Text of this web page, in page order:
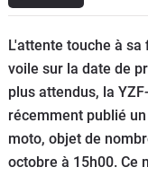
Scooters
&
125
Marques
L'attente touche à
voile sur la date de
plus attendus, la
récemment publié
moto, objet de
octobre à 15h00. Ce